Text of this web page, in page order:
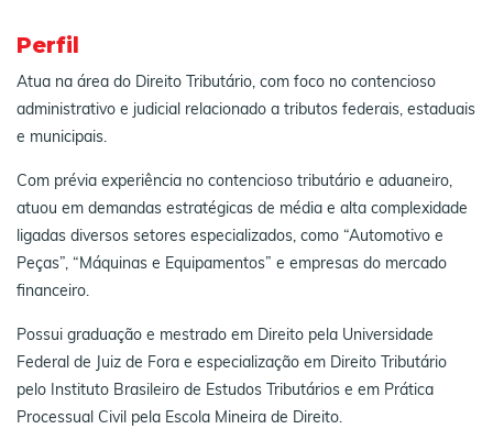
Perfil
Atua na área do Direito Tributário, com foco no contencioso
administrativo e judicial relacionado a tributos federais, estaduais
e municipais.
Com prévia experiência no contencioso tributário e aduaneiro,
atuou em demandas estratégicas de média e alta complexidade
ligadas diversos setores especializados, como “Automotivo e
Peças”, “Máquinas e Equipamentos” e empresas do mercado
financeiro.
Possui graduação e mestrado em Direito pela Universidade
Federal de Juiz de Fora e especialização em Direito Tributário
pelo Instituto Brasileiro de Estudos Tributários e em Prática
Processual Civil pela Escola Mineira de Direito.